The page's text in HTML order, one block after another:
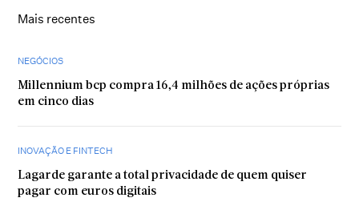
Mais recentes
NEGÓCIOS
Millennium bcp compra 16,4 milhões de ações próprias
em cinco dias
INOVAÇÃO E FINTECH
Lagarde garante a total privacidade de quem quiser
pagar com euros digitais